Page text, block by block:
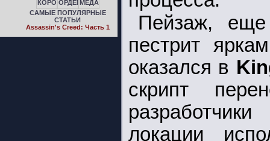
САМЫЕ ПОПУЛЯРНЫЕ
СТАТЬИ
Assassin's Creed: Часть 1
Пейзаж,
пестрит
оказался в
скрипт
локации